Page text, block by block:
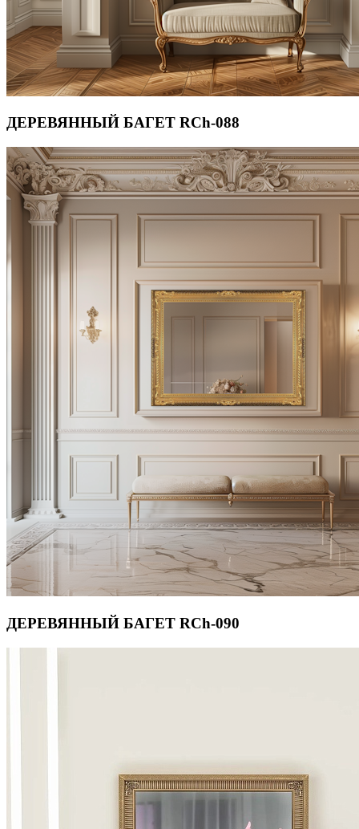
ДЕРЕВЯННЫЙ БАГЕТ RCh-088
ДЕРЕВЯННЫЙ БАГЕТ RCh-090